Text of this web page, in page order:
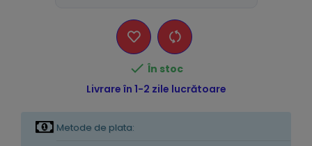
 În stoc
Livrare în 1-2 zile lucrătoare
Metode de plata: